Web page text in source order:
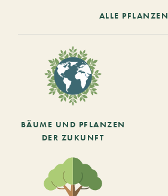
ALLE PFLANZEN
BÄUME UND PFLANZEN
DER ZUKUNFT